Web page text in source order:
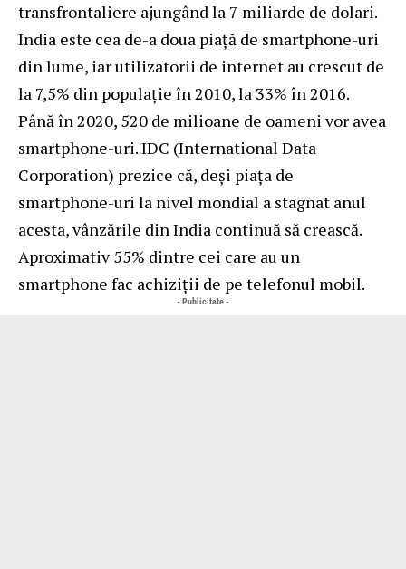
transfrontaliere ajungând la 7 miliarde de dolari.
India este cea de-a doua piață de smartphone-uri
din lume, iar utilizatorii de internet au crescut de
la 7,5% din populație în 2010, la 33% în 2016.
Până în 2020, 520 de milioane de oameni vor avea
smartphone-uri. IDC (International Data
Corporation) prezice că, deși piața de
smartphone-uri la nivel mondial a stagnat anul
acesta, vânzările din India continuă să crească.
Aproximativ 55% dintre cei care au un
smartphone fac achiziții de pe telefonul mobil.
- Publicitate -